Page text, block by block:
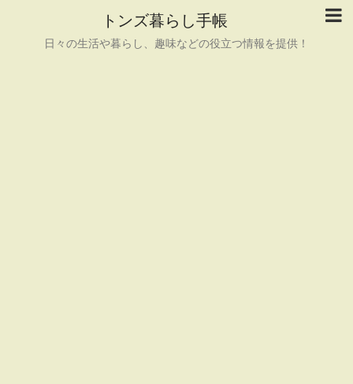
トンズ暮らし手帳
日々の生活や暮らし、趣味などの役立つ情報を提供！